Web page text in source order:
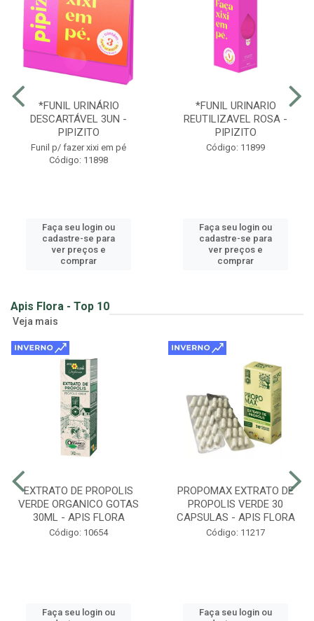
*FUNIL URINÁRIO
DESCARTÁVEL 3UN -
PIPIZITO
Funil p/ fazer xixi em pé
Código: 11898
Faça seu login ou
cadastre-se para
ver preços e
comprar
*FUNIL URINARIO
REUTILIZAVEL ROSA -
PIPIZITO
Código: 11899
Faça seu login ou
cadastre-se para
ver preços e
comprar
Apis Flora - Top 10
Veja mais
EXTRATO DE PROPOLIS
VERDE ORGANICO GOTAS
30ML - APIS FLORA
Código: 10654
Faça seu login ou
PROPOMAX EXTRATO DE
PROPOLIS VERDE 30
CAPSULAS - APIS FLORA
Código: 11217
Faça seu login ou